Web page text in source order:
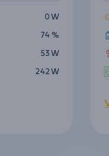
0 W
74 %
53 W
242 W